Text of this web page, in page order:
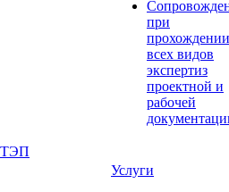
при
прохождении
всех видов
экспертиз
проектной и
рабочей
Услуги